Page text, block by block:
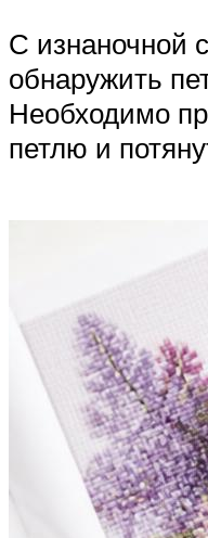
С изнаночной
обнаружить
Необходимо
петлю и